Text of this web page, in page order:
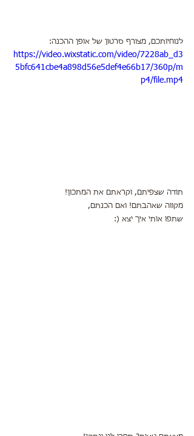
לנוחיותכם, מצורף סרטון של אופן ההכנה:
https://video.wixstatic.com/video/7228ab_d3
5bfc641cbe4a898d56e5def4e66b17/360p/m
p4/file.mp4
תודה שצפיתם, וקראתם את המתכון!
מקווה שאהבתם! ואם הכנתם,
שתפו אותי איך יצא (: